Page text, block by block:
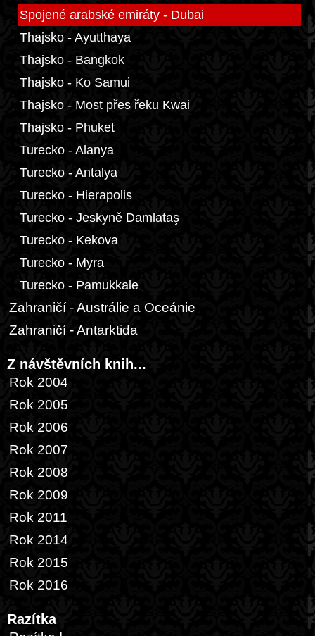
Spojené arabské emiráty - Dubai
Thajsko - Ayutthaya
Thajsko - Bangkok
Thajsko - Ko Samui
Thajsko - Most přes řeku Kwai
Thajsko - Phuket
Turecko - Alanya
Turecko - Antalya
Turecko - Hierapolis
Turecko - Jeskyně Damlataş
Turecko - Kekova
Turecko - Myra
Turecko - Pamukkale
Zahraničí - Austrálie a Oceánie
Zahraničí - Antarktida
Z návštěvních knih...
Rok 2004
Rok 2005
Rok 2006
Rok 2007
Rok 2008
Rok 2009
Rok 2011
Rok 2014
Rok 2015
Rok 2016
Razítka